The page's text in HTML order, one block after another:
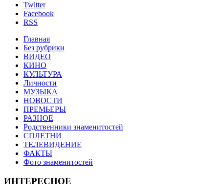
Twitter
Facebook
RSS
Главная
Без рубрики
ВИДЕО
КИНО
КУЛЬТУРА
Личности
МУЗЫКА
НОВОСТИ
ПРЕМЬЕРЫ
РАЗНОЕ
Родственники знаменитостей
СПЛЕТНИ
ТЕЛЕВИДЕНИЕ
ФАКТЫ
Фото знаменитостей
ИНТЕРЕСНОЕ